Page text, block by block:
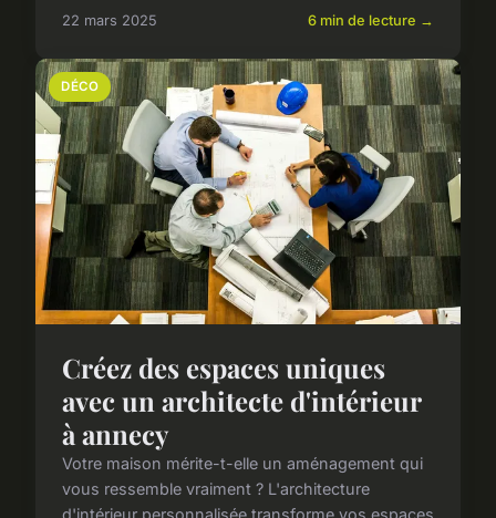
22 mars 2025 6 min de lecture →
DÉCO
Créez des espaces uniques
avec un architecte d'intérieur
à annecy
Votre maison mérite-t-elle un aménagement qui
vous ressemble vraiment ? L'architecture